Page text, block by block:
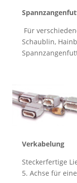
Für
Schaublin,
Verkabelung
Steckerfertige
5. Achse für